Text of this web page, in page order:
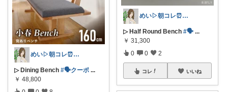
めい▷朝コレ⏰コメ挨拶不要🌿
▷ Dining Bench #🗣️クーポ ...
￥ 48,800
めい▷朝コレ⏰コメ挨拶不要🌿
▷ Half Round Bench #🗣 ...
￥ 31,300
0 0 2
コレ いいね